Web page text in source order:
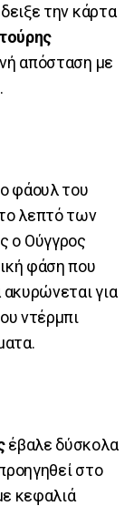
την κάρτα
απόσταση με
φάουλ του
λεπτό των
ο Ούγγρος
φάση που
για
ντέρμπι
έβαλε δύσκολα
στο
κεφαλιά